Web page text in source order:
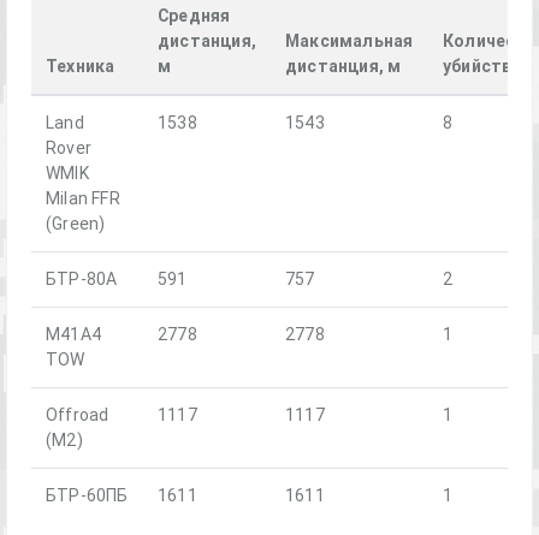
Техника
Средняя
дистанция,
м
Максимальная
дистанция, м
убийств
Land
Rover
WMIK
Milan FFR
(Green)
1538 1543 8
БТР-80А 591 757 2
M41A4
TOW
2778 2778 1
Offroad
(M2)
1117 1117 1
БТР-60ПБ 1611 1611 1